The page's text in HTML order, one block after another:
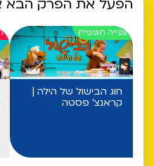
הפעל את הפרק הבא
חוג הבישול של הילה |
קראנצ' פסטה